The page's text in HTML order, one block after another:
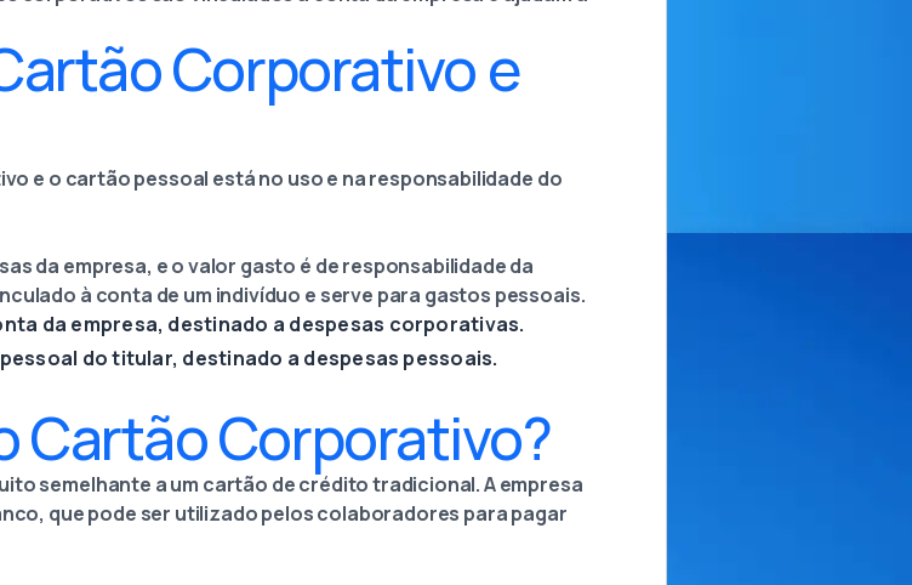
Corporativo e
e o cartão pessoal está no uso e na responsabilidade do
da empresa, e o valor gasto é de responsabilidade da
à conta de um indivíduo e serve para gastos pessoais.
da empresa, destinado a despesas corporativas.
do titular, destinado a despesas pessoais.
Cartão Corporativo?
semelhante a um cartão de crédito tradicional. A empresa
que pode ser utilizado pelos colaboradores para pagar